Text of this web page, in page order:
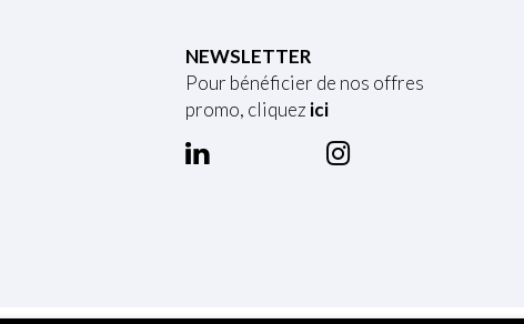
NEWSLETTER
Pour bénéficier de nos offres
promo, cliquez ici